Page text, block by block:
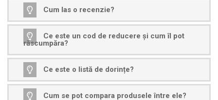
Cum las o recenzie?
Ce este un cod de reducere și cum îl pot
răscumpăra?
Ce este o listă de dorințe?
Cum se pot compara produsele între ele?